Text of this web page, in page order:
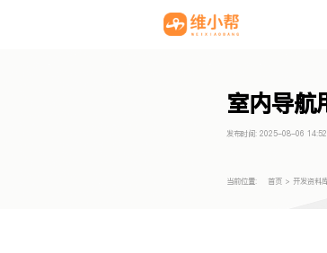
室内导航
发布时间: 2025-08-06 14:52
当前位置: 首页 > 开发资料